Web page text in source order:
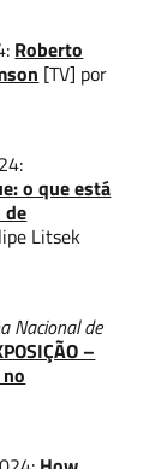
Roberto
[TV] por
o que está
de
Litsek
Nacional de
–